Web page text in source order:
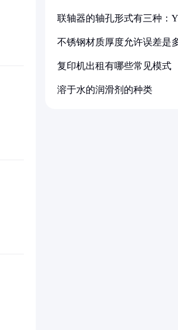
联轴器的轴孔形式有三种：
不锈钢材质厚度允许误差是
复印机出租有哪些常见模式
溶于水的润滑剂的种类